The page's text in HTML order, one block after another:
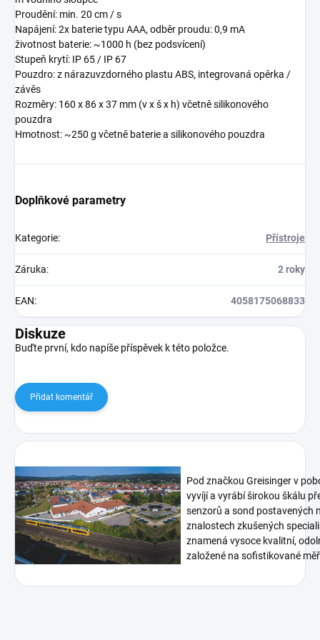
Proudění: min. 20 cm / s
Napájení: 2x baterie typu AAA, odběr proudu: 0,9 mA
životnost baterie: ~1000 h (bez podsvícení)
Stupeň krytí: IP 65 / IP 67
Pouzdro: z nárazuvzdorného plastu ABS, integrovaná opěrka /
závěs
Rozměry: 160 x 86 x 37 mm (v x š x h) včetně silikonového
pouzdra
Hmotnost: ~250 g včetně baterie a silikonového pouzdra
Doplňkové parametry
Kategorie: Přístroje
Záruka: 2 roky
EAN: 4058175068833
Diskuze
Buďte první, kdo napíše příspěvek k této položce.
Přidat komentář
Pod značkou Greisinger v
vyvíjí a vyrábí širokou škálu
senzorů a sond postavených
znalostech zkušených
znamená vysoce kvalitní,
založené na sofistikované